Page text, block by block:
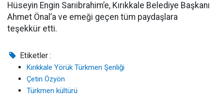
Hüseyin Engin Sarıibrahim’e, Kırıkkale Belediye Başkanı
Ahmet Önal’a ve emeği geçen tüm paydaşlara
teşekkür etti.
Etiketler :
Kırıkkale Yörük Türkmen Şenliği
Çetin Özyön
Türkmen kültürü